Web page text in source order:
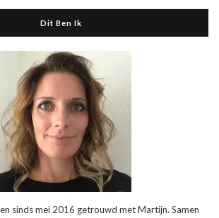
Dit Ben Ik
sinds mei 2016 getrouwd met Martijn. Samen